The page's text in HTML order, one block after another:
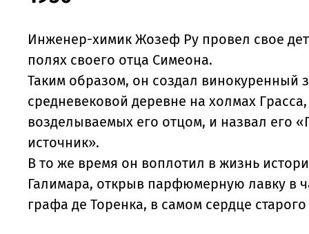
Инженер-химик Жозеф Ру провел свое
полях своего отца Симеона.
Таким образом, он создал винокуренный
средневековой деревне на холмах
возделываемых его отцом, и назвал его
источник».
В то же время он воплотил в жизнь
Галимара, открыв парфюмерную лавку в
графа де Торенка, в самом сердце